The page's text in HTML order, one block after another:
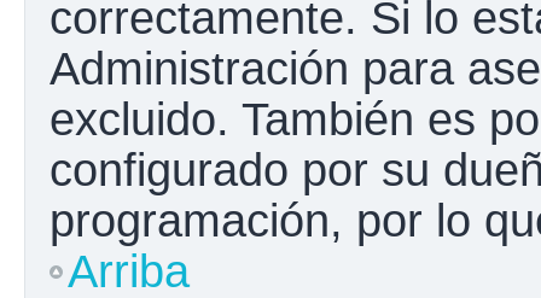
correctamente. Si lo
Administración para
excluido. También es
configurado por su
programación, por lo
Arriba